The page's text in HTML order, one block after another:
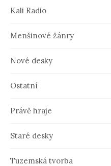
Kali Radio
Menšinové žánry
Nové desky
Ostatní
Právě hraje
Staré desky
Tuzemská tvorba